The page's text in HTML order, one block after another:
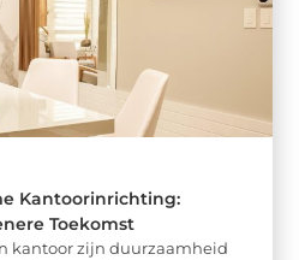
Kantoorinrichting:
Toekomst
kantoor zijn duurzaamheid